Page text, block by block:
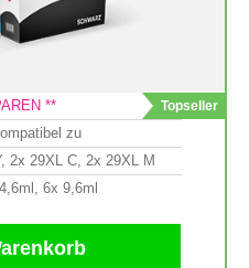
**
zu
2x 29XL C, 2x 29XL M
6x 9,6ml